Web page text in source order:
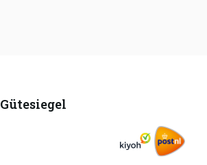
Gütesiegel